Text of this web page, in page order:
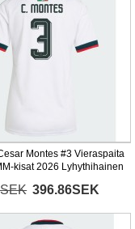
Montes #3 Vieraspaita
kisat 2026 Lyhythihainen
396.86SEK